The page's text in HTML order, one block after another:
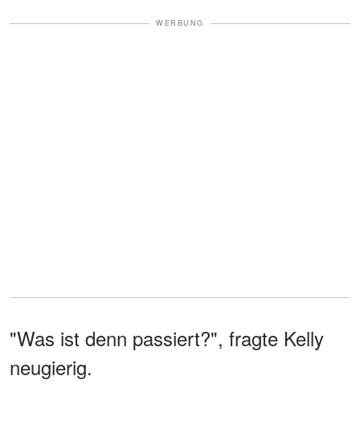
WERBUNG
"Was ist denn passiert?", fragte Kelly
neugierig.